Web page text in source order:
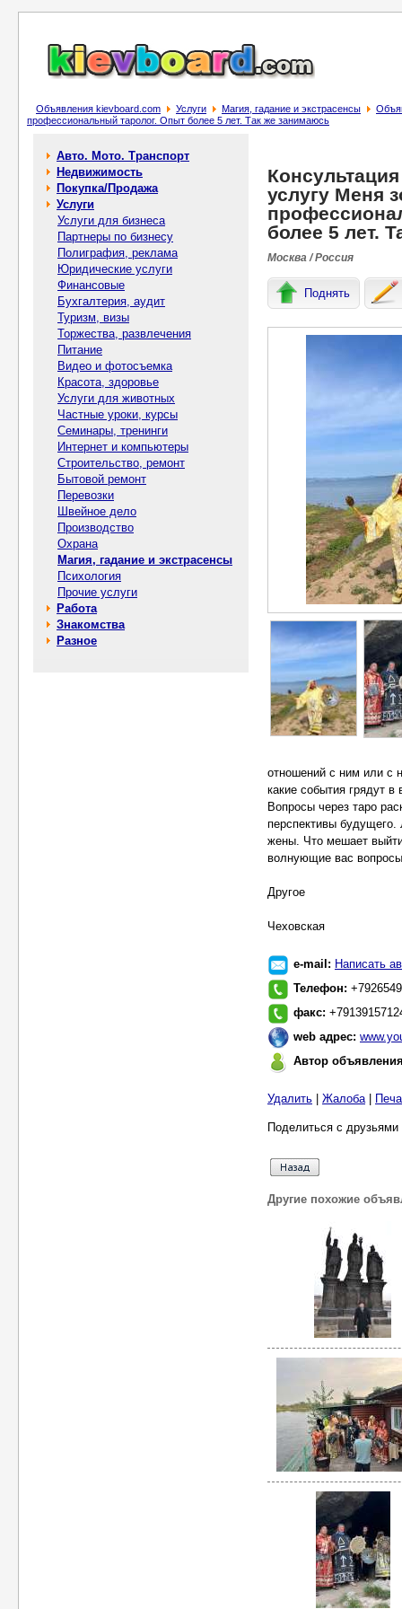
Объявления kievboard.com Услуги Магия, гадание и экстрасенсы
пpoфессионaльный таpолoг. Опыт более 5 лет. Так же занимаюсь
Авто. Мото. Транспорт
Недвижимость
Покупка/Продажа
Услуги
Услуги для бизнеса
Партнеры по бизнесу
Полиграфия, реклама
Юридические услуги
Финансовые
Бухгалтерия, аудит
Туризм, визы
Торжества, развлечения
Питание
Видео и фотосъемка
Красота, здоровье
Услуги для животных
Частные уроки, курсы
Семинары, тренинги
Интернет и компьютеры
Строительство, ремонт
Бытовой ремонт
Перевозки
Швейное дело
Производство
Охрана
Магия, гадание и экстрасенсы
Психология
Прочие услуги
Работа
Знакомства
Разное
услугу Mеня
более 5 лет.
Москва / Россия
Поднять
отношений с ним или с
какие события грядут
Вопросы через таро
перспективы
жены. Что мешает
волнующие вас
Другое
Чеховская
e-mail: Написать
Телефон:
факс:
web адрес:
Автор
Удалить Жалоба|
Поделиться с
Другие похожие